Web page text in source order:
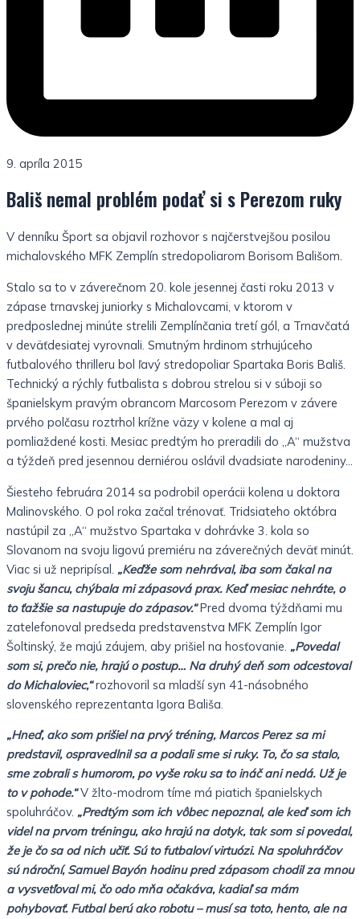
9. apríla 2015
Bališ nemal problém podať si s Perezom ruky
V denníku Šport sa objavil rozhovor s najčerstvejšou posilou
michalovského MFK Zemplín stredopoliarom Borisom Bališom.
Stalo sa to v záverečnom 20. kole jesennej časti roku 2013 v
zápase trnavskej juniorky s Michalovcami, v ktorom v
predposlednej minúte strelili Zemplínčania tretí gól, a Trnavčatá
v deväťdesiatej vyrovnali. Smutným hrdinom strhujúceho
futbalového thrilleru bol ľavý stredopoliar Spartaka Boris Bališ.
Technický a rýchly futbalista s dobrou strelou si v súboji so
španielskym pravým obrancom Marcosom Perezom v závere
prvého polčasu roztrhol krížne väzy v kolene a mal aj
pomliaždené kosti. Mesiac predtým ho preradili do „A“ mužstva
a týždeň pred jesennou derniérou oslávil dvadsiate narodeniny…
Šiesteho februára 2014 sa podrobil operácii kolena u doktora
Malinovského. O pol roka začal trénovať. Tridsiateho októbra
nastúpil za „A“ mužstvo Spartaka v dohrávke 3. kola so
Slovanom na svoju ligovú premiéru na záverečných deväť minút.
Viac si už nepripísal. „Keďže som nehrával, iba som čakal na
svoju šancu, chýbala mi zápasová prax. Keď mesiac nehráte, o
to ťažšie sa nastupuje do zápasov.“Pred dvoma týždňami mu
zatelefonoval predseda predstavenstva MFK Zemplín Igor
Šoltinský, že majú záujem, aby prišiel na hosťovanie. „Povedal
som si, prečo nie, hrajú o postup… Na druhý deň som odcestoval
do Michaloviec,“rozhovoril sa mladší syn 41-násobného
slovenského reprezentanta Igora Bališa.
„Hneď, ako som prišiel na prvý tréning, Marcos Perez sa mi
predstavil, ospravedlnil sa a podali sme si ruky. To, čo sa stalo,
sme zobrali s humorom, po vyše roku sa to ináč ani nedá. Už je
to v pohode.“V žlto-modrom tíme má piatich španielskych
spoluhráčov. „Predtým som ich vôbec nepoznal, ale keď som ich
videl na prvom tréningu, ako hrajú na dotyk, tak som si povedal,
že je čo sa od nich učiť. Sú to futbaloví virtuózi. Na spoluhráčov
sú nároční, Samuel Bayón hodinu pred zápasom chodil za mnou
a vysvetľoval mi, čo odo mňa očakáva, kadiaľ sa mám
pohybovať. Futbal berú ako robotu – musí sa toto, hento, ale na